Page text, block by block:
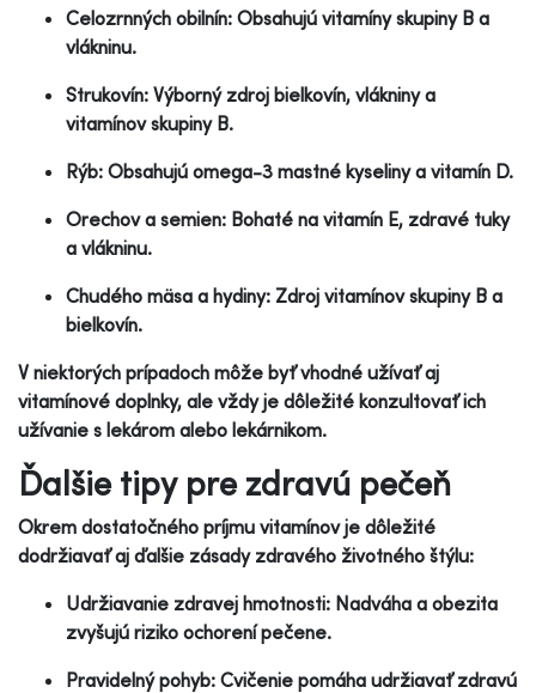
Celozrnných obilnín: Obsahujú vitamíny skupiny B a
vlákninu.
Strukovín: Výborný zdroj bielkovín, vlákniny a
vitamínov skupiny B.
Rýb: Obsahujú omega-3 mastné kyseliny a vitamín D.
Orechov a semien: Bohaté na vitamín E, zdravé tuky
a vlákninu.
Chudého mäsa a hydiny: Zdroj vitamínov skupiny B a
bielkovín.
V niektorých prípadoch môže byť vhodné užívať aj
vitamínové doplnky, ale vždy je dôležité konzultovať ich
užívanie s lekárom alebo lekárnikom.
Ďalšie tipy pre zdravú pečeň
Okrem dostatočného príjmu vitamínov je dôležité
dodržiavať aj ďalšie zásady zdravého životného štýlu:
Udržiavanie zdravej hmotnosti: Nadváha a obezita
zvyšujú riziko ochorení pečene.
Pravidelný pohyb: Cvičenie pomáha udržiavať zdravú